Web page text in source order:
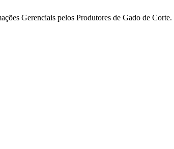
Gerenciais pelos Produtores de Gado de Corte.